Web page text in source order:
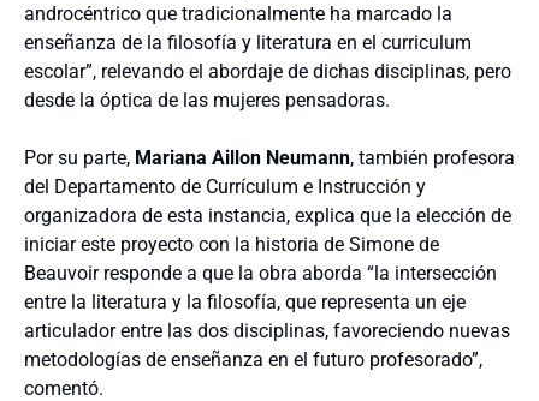
androcéntrico que tradicionalmente ha marcado la
enseñanza de la filosofía y literatura en el curriculum
escolar”, relevando el abordaje de dichas disciplinas, pero
desde la óptica de las mujeres pensadoras.
Por su parte, Mariana Aillon Neumann, también profesora
del Departamento de Currículum e Instrucción y
organizadora de esta instancia, explica que la elección de
iniciar este proyecto con la historia de Simone de
Beauvoir responde a que la obra aborda “la intersección
entre la literatura y la filosofía, que representa un eje
articulador entre las dos disciplinas, favoreciendo nuevas
metodologías de enseñanza en el futuro profesorado”,
comentó.